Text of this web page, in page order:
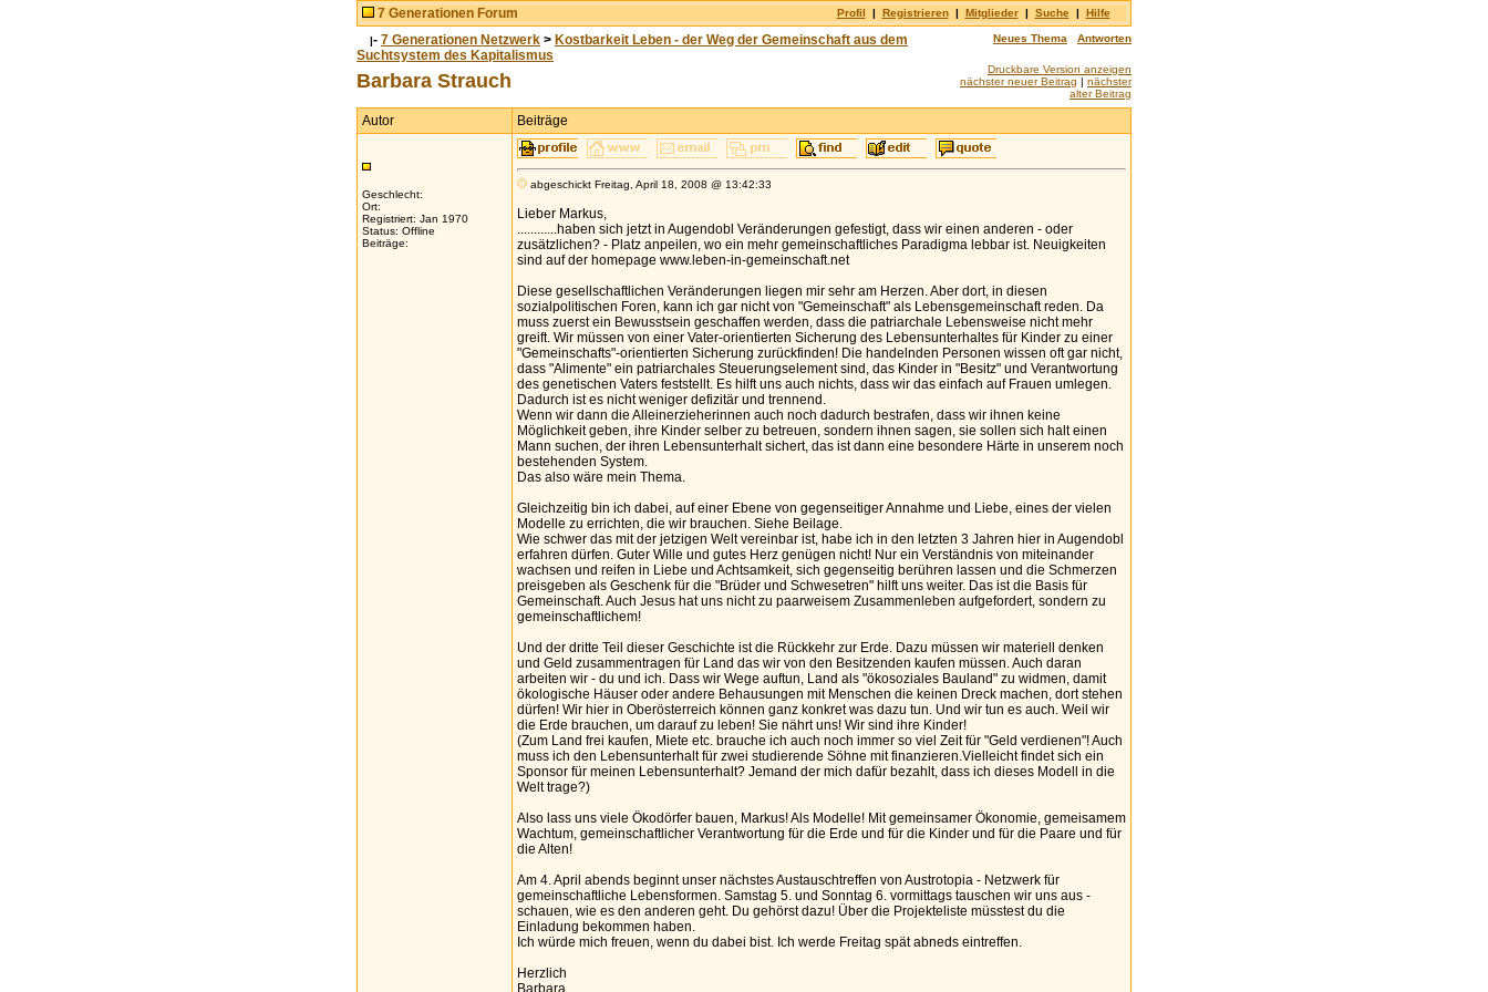
7 Generationen Forum Profil | Registrieren| Mitglieder| Suche | Hilfe
|- 7 Generationen Netzwerk > Kostbarkeit Leben - der Weg der Gemeinschaft aus dem
Suchtsystem des Kapitalismus
Neues Thema Antworten
Barbara Strauch
Druckbare Version anzeigen
nächster neuer Beitrag | nächster
alter Beitrag
Autor Beiträge
Geschlecht:
Ort:
Registriert: Jan 1970
Status: Offline
Beiträge:
abgeschickt Freitag, April 18, 2008 @ 13:42:33
Lieber Markus,
............haben sich jetzt in Augendobl Veränderungen gefestigt, dass wir einen anderen - oder
zusätzlichen? - Platz anpeilen, wo ein mehr gemeinschaftliches Paradigma lebbar ist. Neuigkeiten
sind auf der homepage www.leben-in-gemeinschaft.net
Diese gesellschaftlichen Veränderungen liegen mir sehr am Herzen. Aber dort, in diesen
sozialpolitischen Foren, kann ich gar nicht von "Gemeinschaft" als Lebensgemeinschaft reden. Da
muss zuerst ein Bewusstsein geschaffen werden, dass die patriarchale Lebensweise nicht mehr
greift. Wir müssen von einer Vater-orientierten Sicherung des Lebensunterhaltes für Kinder zu einer
"Gemeinschafts"-orientierten Sicherung zurückfinden! Die handelnden Personen wissen oft gar nicht,
dass "Alimente" ein patriarchales Steuerungselement sind, das Kinder in "Besitz" und Verantwortung
des genetischen Vaters feststellt. Es hilft uns auch nichts, dass wir das einfach auf Frauen umlegen.
Dadurch ist es nicht weniger defizitär und trennend.
Wenn wir dann die Alleinerzieherinnen auch noch dadurch bestrafen, dass wir ihnen keine
Möglichkeit geben, ihre Kinder selber zu betreuen, sondern ihnen sagen, sie sollen sich halt einen
Mann suchen, der ihren Lebensunterhalt sichert, das ist dann eine besondere Härte in unserem noch
bestehenden System.
Das also wäre mein Thema.
Gleichzeitig bin ich dabei, auf einer Ebene von gegenseitiger Annahme und Liebe, eines der vielen
Modelle zu errichten, die wir brauchen. Siehe Beilage.
Wie schwer das mit der jetzigen Welt vereinbar ist, habe ich in den letzten 3 Jahren hier in Augendobl
erfahren dürfen. Guter Wille und gutes Herz genügen nicht! Nur ein Verständnis von miteinander
wachsen und reifen in Liebe und Achtsamkeit, sich gegenseitig berühren lassen und die Schmerzen
preisgeben als Geschenk für die "Brüder und Schwesetren" hilft uns weiter. Das ist die Basis für
Gemeinschaft. Auch Jesus hat uns nicht zu paarweisem Zusammenleben aufgefordert, sondern zu
gemeinschaftlichem!
Und der dritte Teil dieser Geschichte ist die Rückkehr zur Erde. Dazu müssen wir materiell denken
und Geld zusammentragen für Land das wir von den Besitzenden kaufen müssen. Auch daran
arbeiten wir - du und ich. Dass wir Wege auftun, Land als "ökosoziales Bauland" zu widmen, damit
ökologische Häuser oder andere Behausungen mit Menschen die keinen Dreck machen, dort stehen
dürfen! Wir hier in Oberösterreich können ganz konkret was dazu tun. Und wir tun es auch. Weil wir
die Erde brauchen, um darauf zu leben! Sie nährt uns! Wir sind ihre Kinder!
(Zum Land frei kaufen, Miete etc. brauche ich auch noch immer so viel Zeit für "Geld verdienen"! Auch
muss ich den Lebensunterhalt für zwei studierende Söhne mit finanzieren.Vielleicht findet sich ein
Sponsor für meinen Lebensunterhalt? Jemand der mich dafür bezahlt, dass ich dieses Modell in die
Welt trage?)
Also lass uns viele Ökodörfer bauen, Markus! Als Modelle! Mit gemeinsamer Ökonomie, gemeisamem
Wachtum, gemeinschaftlicher Verantwortung für die Erde und für die Kinder und für die Paare und für
die Alten!
Am 4. April abends beginnt unser nächstes Austauschtreffen von Austrotopia - Netzwerk für
gemeinschaftliche Lebensformen. Samstag 5. und Sonntag 6. vormittags tauschen wir uns aus -
schauen, wie es den anderen geht. Du gehörst dazu! Über die Projekteliste müsstest du die
Einladung bekommen haben.
Ich würde mich freuen, wenn du dabei bist. Ich werde Freitag spät abneds eintreffen.
Herzlich
Barbara